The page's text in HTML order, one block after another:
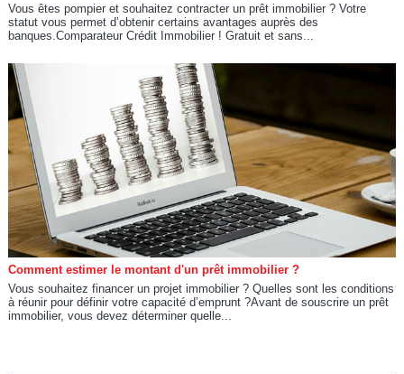
Vous êtes pompier et souhaitez contracter un prêt immobilier ? Votre
statut vous permet d’obtenir certains avantages auprès des
banques.Comparateur Crédit Immobilier ! Gratuit et sans...
Comment estimer le montant d'un prêt immobilier ?
Vous souhaitez financer un projet immobilier ? Quelles sont les conditions
à réunir pour définir votre capacité d’emprunt ?Avant de souscrire un prêt
immobilier, vous devez déterminer quelle...